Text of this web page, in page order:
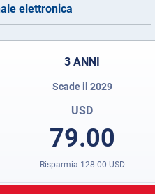
elettronica
3 ANNI
Scade il 2029
USD
79.00
Risparmia 128.00 USD